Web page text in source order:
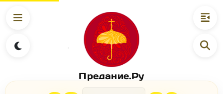
Предание.Ру